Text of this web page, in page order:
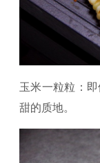
玉米一粒粒：
甜的质地。